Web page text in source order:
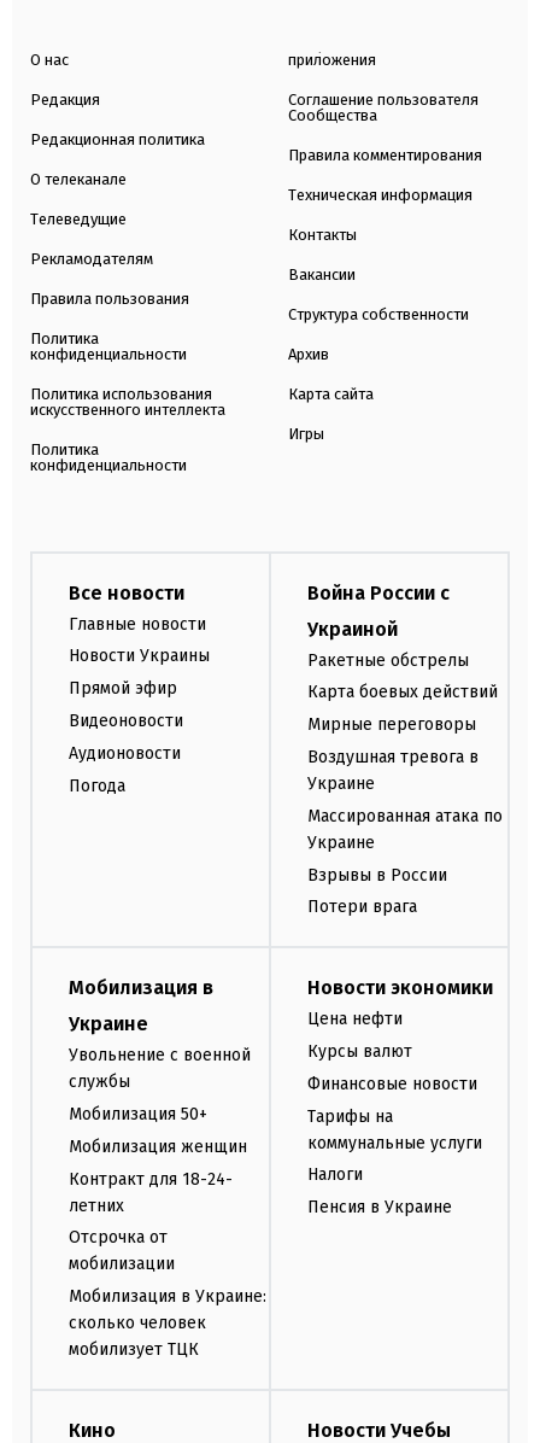
О нас
Редакция
Редакционная политика
О телеканале
Телеведущие
Рекламодателям
Правила пользования
Политика
конфиденциальности
Политика использования
искусственного интеллекта
Политика
конфиденциальности
приложения
Соглашение пользователя
Сообщества
Правила комментирования
Техническая информация
Контакты
Вакансии
Структура собственности
Архив
Карта сайта
Игры
Все новости
Главные новости
Новости Украины
Прямой эфир
Видеоновости
Аудионовости
Погода
Война России с
Украиной
Ракетные обстрелы
Карта боевых действий
Мирные переговоры
Воздушная тревога в
Украине
Массированная атака по
Украине
Взрывы в России
Потери врага
Мобилизация в
Украине
Увольнение с военной
службы
Мобилизация 50+
Мобилизация женщин
Контракт для 18-24-
летних
Отсрочка от
мобилизации
Мобилизация в Украине:
сколько человек
мобилизует ТЦК
Новости экономики
Цена нефти
Курсы валют
Финансовые новости
Тарифы на
коммунальные услуги
Налоги
Пенсия в Украине
Кино Новости Учебы